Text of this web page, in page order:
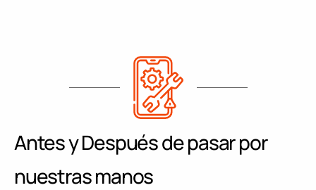
Antes y Después de pasar por
nuestras manos